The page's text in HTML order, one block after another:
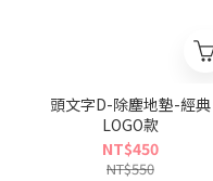
頭文字D-除塵地墊-經典
LOGO款
NT$450
NT$550